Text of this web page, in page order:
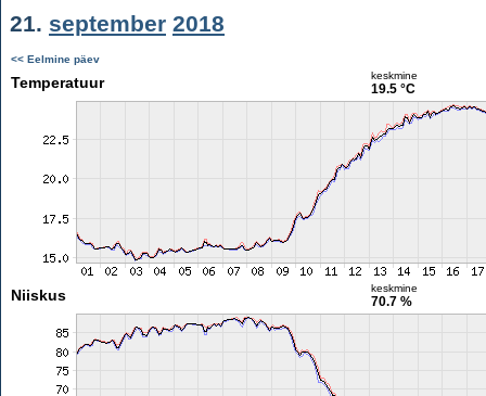
21. september 2018
<< Eelmine päev
Temperatuur keskmine
19.5 °C
Niiskus keskmine
70.7 %